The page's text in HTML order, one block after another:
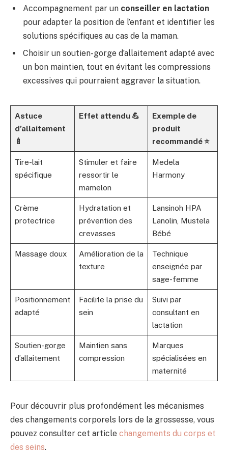
Accompagnement par un conseiller en lactation
pour adapter la position de l’enfant et identifier les
solutions spécifiques au cas de la maman.
Choisir un soutien-gorge d’allaitement adapté avec
un bon maintien, tout en évitant les compressions
excessives qui pourraient aggraver la situation.
Astuce
d’allaitement
🍼
Effet attendu 💪
Exemple de
produit
recommandé ⭐
Tire-lait
spécifique
Stimuler et faire
ressortir le
mamelon
Medela
Harmony
Crème
protectrice
Hydratation et
prévention des
crevasses
Lansinoh HPA
Lanolin, Mustela
Bébé
Massage doux
Amélioration de la
texture
Technique
enseignée par
sage-femme
Positionnement
adapté
Facilite la prise du
sein
Suivi par
consultant en
lactation
Soutien-gorge
d’allaitement
Maintien sans
compression
Marques
spécialisées en
maternité
Pour découvrir plus profondément les mécanismes
des changements corporels lors de la grossesse, vous
pouvez consulter cet article changements du corps et
des seins.